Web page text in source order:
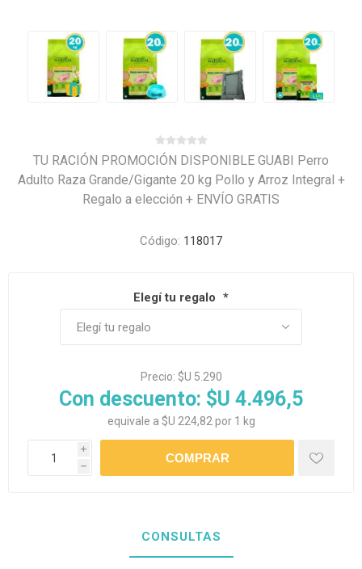
TU RACIÓN PROMOCIÓN DISPONIBLE GUABI Perro
Adulto Raza Grande/Gigante 20 kg Pollo y Arroz Integral +
Regalo a elección + ENVÍO GRATIS
Código: 118017
Elegí tu regalo *
Precio: $U 5.290
Con descuento: $U 4.496,5
equivale a $U 224,82 por 1 kg
i
h
CONSULTAS